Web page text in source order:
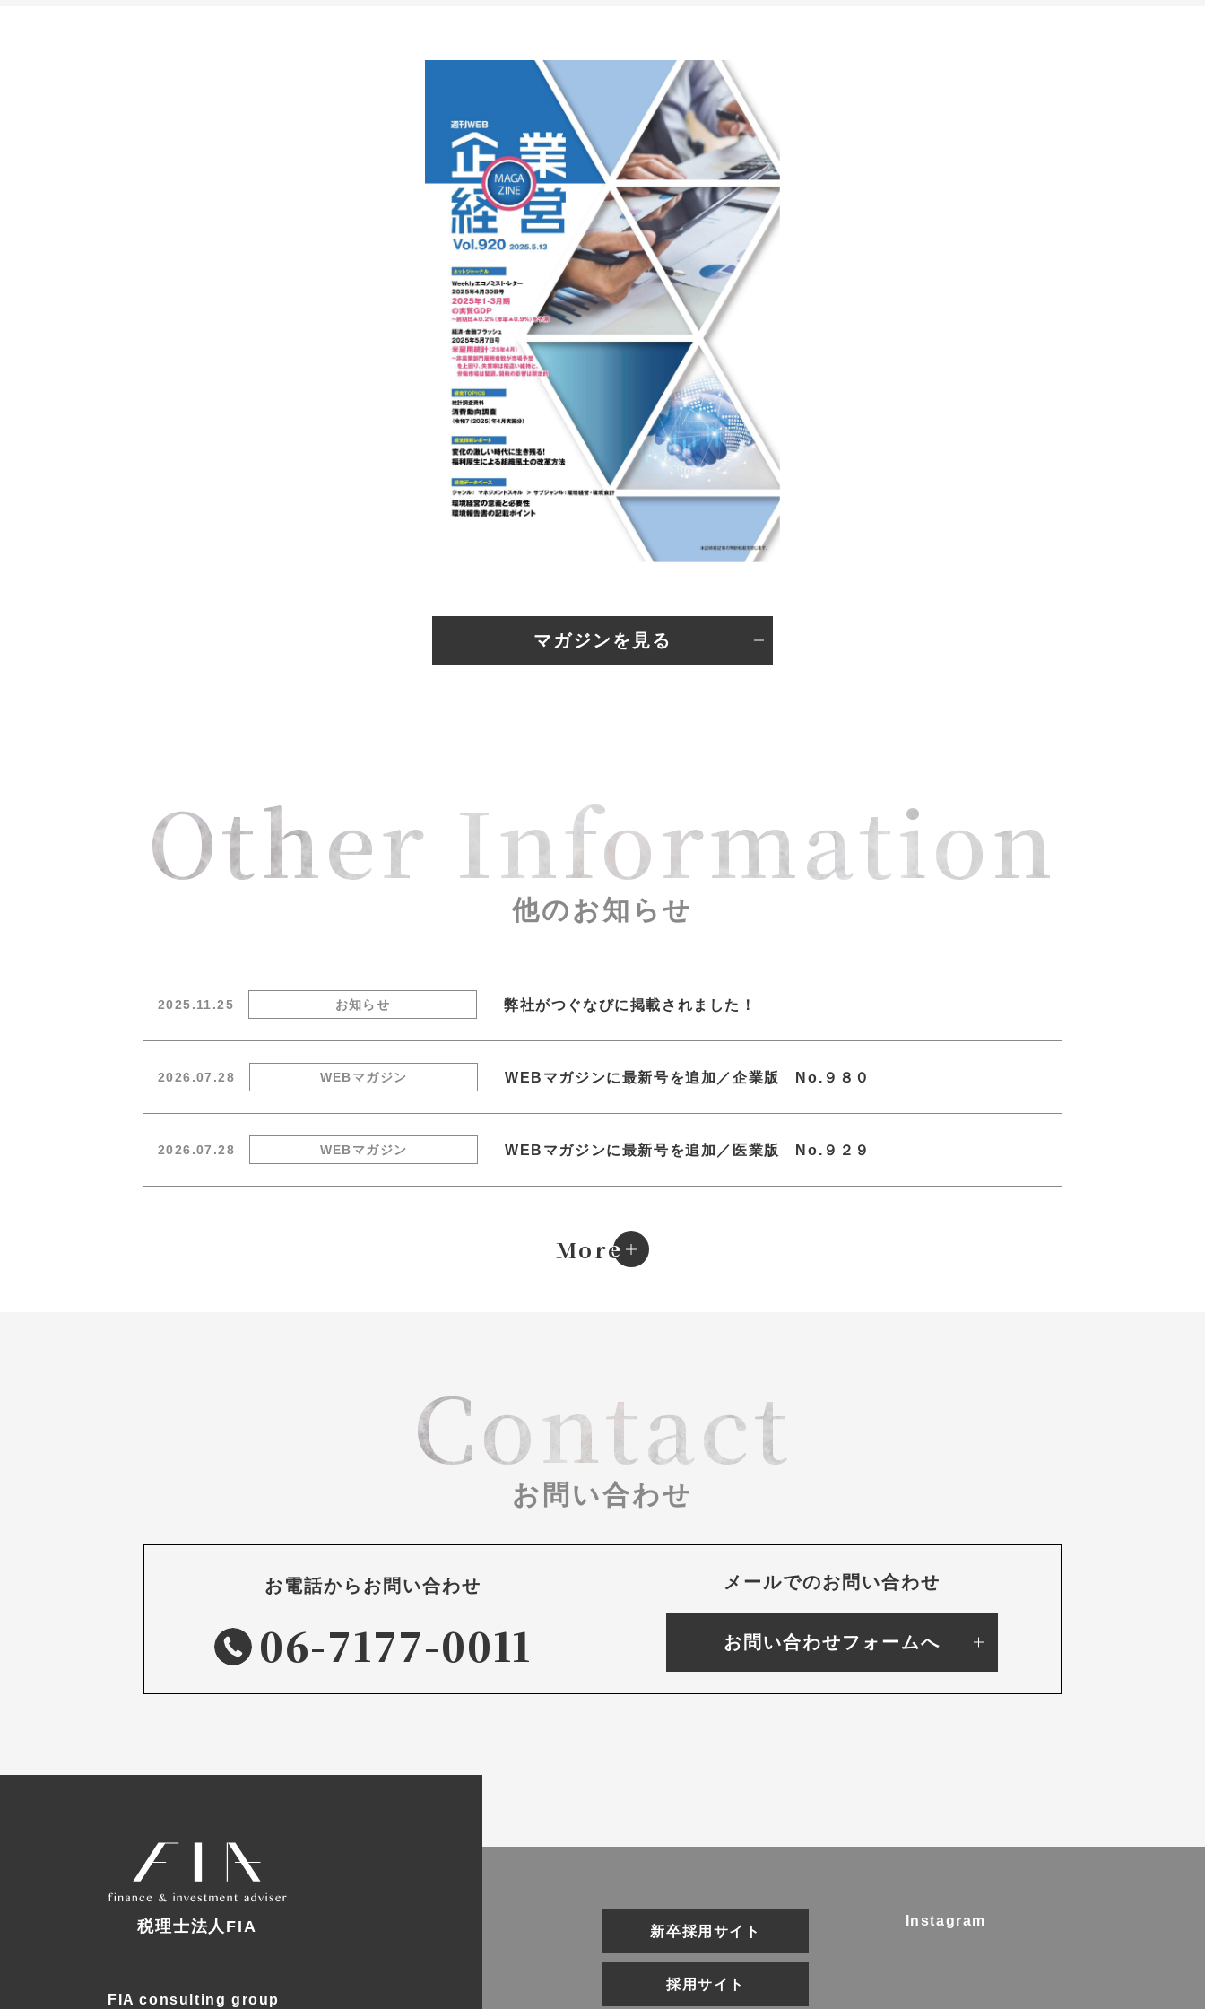
マガジンを見る
Other Information
他のお知らせ
2025.11.25 お知らせ 弊社がつぐなびに掲載されました！
2026.07.28 WEBマガジン WEBマガジンに最新号を追加／企業版 No.９８０
2026.07.28 WEBマガジン WEBマガジンに最新号を追加／医業版 No.９２９
More
e
Contact
お問い合わせ
お電話からお問い合わせ
06-7177-0011
メールでのお問い合わせ
お問い合わせフォームへ
税理士法人FIA
FIA consulting group
新卒採用サイト
採用サイト
Instagram